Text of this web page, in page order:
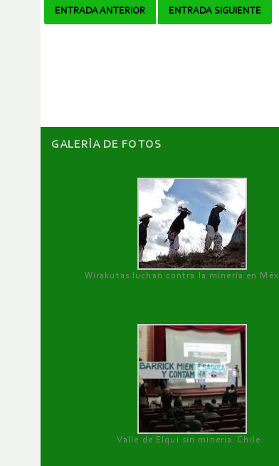
Navegador
ENTRADA ANTERIOR ENTRADA SIGUIENTE
GALERÌA DE FOTOS
Wirakutas luchan contra la minería en
Valle de Elqui sin minería. Chile